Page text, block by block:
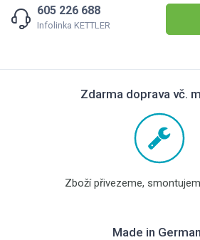
605 226 688
Infolinka KETTLER
Zdarma doprava vč.
Zboží přivezeme,
Made in